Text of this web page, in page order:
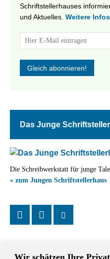
Wir schätzen Ihre
Schriftstellerhauses
und Aktuelles. Weitere
Das Junge
Die Schreibwerkstatt für junge
» zum Jungen Schriftstellerhaus